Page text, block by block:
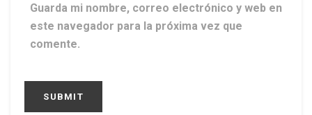
Guarda mi nombre, correo electrónico y web en
este navegador para la próxima vez que
comente.